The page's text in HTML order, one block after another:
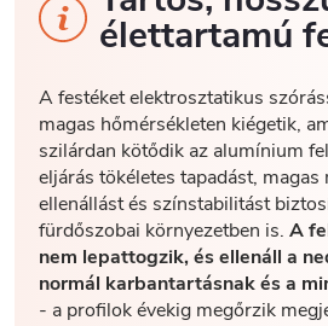
élettartamú
A festéket elektrosztatikus
magas hőmérsékleten kiégetik,
szilárdan kötődik az alumínium
eljárás tökéletes tapadást, magas
ellenállást és színstabilitást
fürdőszobai környezetben is. A
nem lepattogzik, és ellenáll a
normál karbantartásnak és a
- a profilok évekig megőrzik